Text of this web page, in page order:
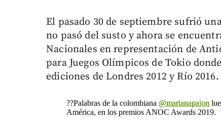
El pasado 30 de septiembre sufrió
no pasó del susto y ahora se
Nacionales en representación de
para Juegos Olímpicos de Tokio
ediciones de Londres 2012 y Río 2016.
??Palabras de la colombiana@marianapajon
América, en los premios ANOC Awards 2019.